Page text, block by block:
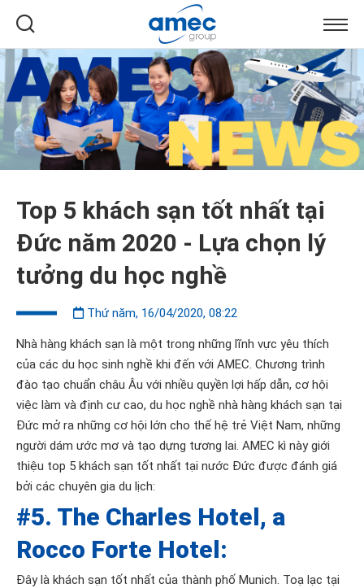
Top 5 khách sạn tốt nhất tại
Đức năm 2020 - Lựa chọn lý
tưởng du học nghề
Thứ năm, 16/04/2020, 08:22
Nhà hàng khách sạn là một trong những lĩnh vực yêu thích
của các du học sinh nghề khi đến với AMEC. Chương trình
đào tạo chuẩn châu Âu với nhiều quyền lợi hấp dẫn, cơ hội
việc làm và định cư cao, du học nghề nhà hàng khách sạn tại
Đức mở ra những cơ hội lớn cho thế hệ trẻ Việt Nam, những
người dám ước mơ và tạo dựng tương lai. AMEC kì này giới
thiệu top 5 khách sạn tốt nhất tại nước Đức được đánh giá
bởi các chuyên gia du lịch:
#5. The Charles Hotel, a
Rocco Forte Hotel:
Đây là khách sạn tốt nhất của thành phố Munich. Toạ lạc tại